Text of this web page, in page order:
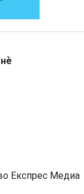
Експрес Медиа